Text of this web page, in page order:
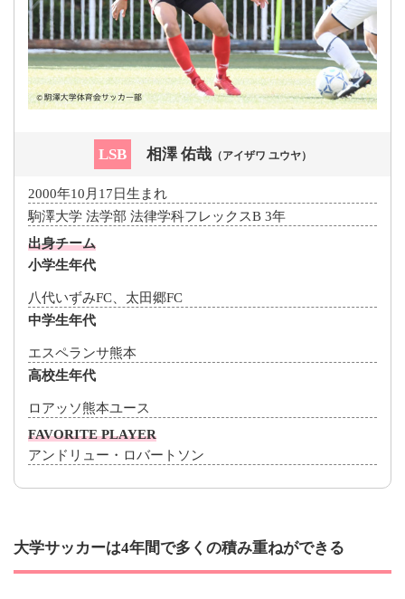
LSB 相澤 佑哉（アイザワ ユウヤ）
2000年10月17日生まれ
駒澤大学 法学部 法律学科フレックスB 3年
出身チーム
小学生年代
八代いずみFC、太田郷FC
中学生年代
エスペランサ熊本
高校生年代
ロアッソ熊本ユース
FAVORITE PLAYER
アンドリュー・ロバートソン
大学サッカーは4年間で多くの積み重ねができる